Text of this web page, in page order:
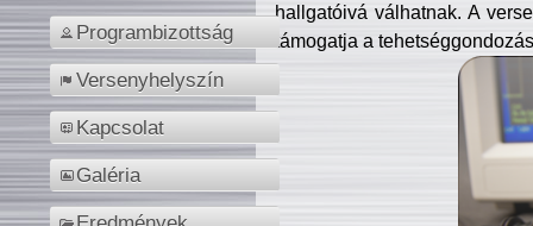
Programbizottság
Versenyhelyszín
Kapcsolat
Galéria
hallgatóivá válhatnak. A
támogatja a